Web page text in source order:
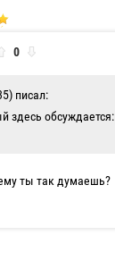
0
писал:
здесь обсуждается:
ты так думаешь?